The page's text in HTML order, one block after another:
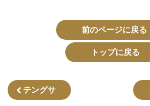
サ
前のページに戻る
トップに戻る
テングサ